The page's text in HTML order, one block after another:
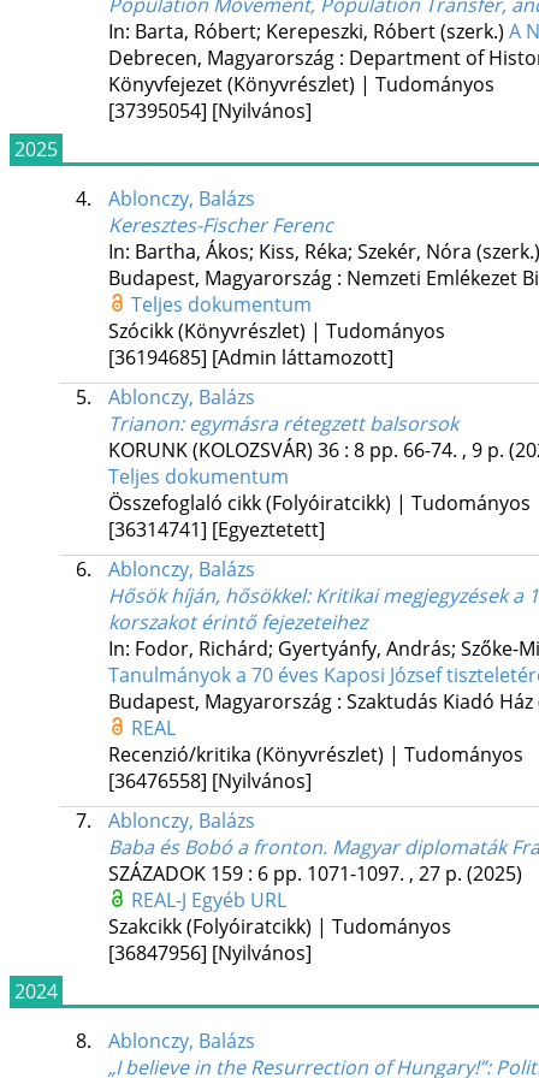
Population Movement, Population Transfer,
In: Barta, Róbert; Kerepeszki, Róbert (szerk.) A
Debrecen, Magyarország : Department of
Könyvfejezet (Könyvrészlet) | Tudományos
[37395054] [Nyilvános]
2025
4.
Ablonczy, Balázs
Keresztes-Fischer Ferenc
In: Bartha, Ákos; Kiss, Réka; Szekér, Nóra
Budapest, Magyarország : Nemzeti Emlékezet
Teljes dokumentum
Szócikk (Könyvrészlet) | Tudományos
[36194685] [Admin láttamozott]
5.
Ablonczy, Balázs
Trianon: egymásra rétegzett balsorsok
KORUNK (KOLOZSVÁR) 36: 8 pp. 66-74. , 9 p.
Teljes dokumentum
Összefoglaló cikk (Folyóiratcikk) | Tudományos
[36314741] [Egyeztetett]
6.
Ablonczy, Balázs
Hősök híján, hősökkel: Kritikai megjegyzések a
korszakot érintő fejezeteihez
In: Fodor, Richárd; Gyertyánfy, András; Szőke-
Tanulmányok a 70 éves Kaposi József
Budapest, Magyarország : Szaktudás Kiadó Ház
REAL
Recenzió/kritika (Könyvrészlet) | Tudományos
[36476558] [Nyilvános]
7.
Ablonczy, Balázs
Baba és Bobó a fronton. Magyar diplomaták
SZÁZADOK 159: 6 pp. 1071-1097. , 27 p. (2025)
REAL-J Egyéb URL
Szakcikk (Folyóiratcikk) | Tudományos
[36847956] [Nyilvános]
2024
8.
Ablonczy, Balázs
„I believe in the Resurrection of Hungary!”: